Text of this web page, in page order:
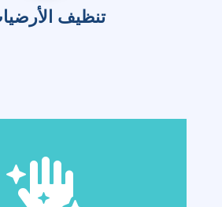
تنظيف